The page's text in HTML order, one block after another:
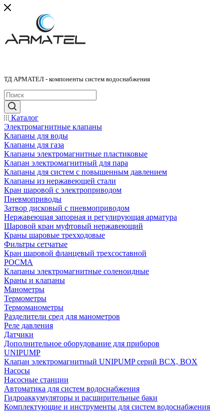
ТД АРМАТЕЛ - компоненты систем водоснабжения
Каталог
Электромагнитные клапаны
Клапаны для воды
Клапаны для газа
Клапаны электромагнитные пластиковые
Клапан электромагнитный для пара
Клапаны для систем с повышенным давлением
Клапаны из нержавеющей стали
Кран шаровой с электроприводом
Пневмоприводы
Затвор дисковый с пневмоприводом
Нержавеющая запорная и регулирующая арматура
Шаровой кран муфтовый нержавеющий
Краны шаровые трехходовые
Фильтры сетчатые
Кран шаровой фланцевый трехсоставной
РОСМА
Клапаны электромагнитные соленоидные
Краны и клапаны
Манометры
Термометры
Термоманометры
Разделители сред для манометров
Реле давления
Датчики
Дополнительное оборудование для приборов
UNIPUMP
Клапан электромагнитный UNIPUMP серий BCX, BOX
Насосы
Насосные станции
Автоматика для систем водоснабжения
Гидроаккумуляторы и расширительные баки
Комплектующие и инструменты для систем водоснабжения